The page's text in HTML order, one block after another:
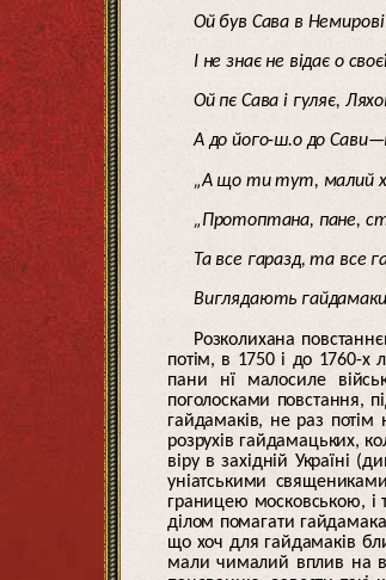
Ой був Сава в Немирові
І не знає не відає о
Ой пє Сава і гуляє,
А до його-ш.о до
„А що ти тут, малий
„Протоптана, пане,
Та все гаразд, та все
Виглядають
Розколихана
потім, в 1750 і до 1760-х
пани нї малосиле
поголосками повстання,
гайдамаків, не раз
розрухів гайдамацьких,
віру в західній Україні
уніатськими
границею московською, і
ділом помагати
що хоч для гайдамаків
мали чималий вплив на